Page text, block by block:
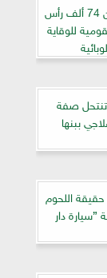
محافظ أسيوط: تحصين 74 ألف رأس
للوقاية
صفة
ببنها
اللحوم
دار